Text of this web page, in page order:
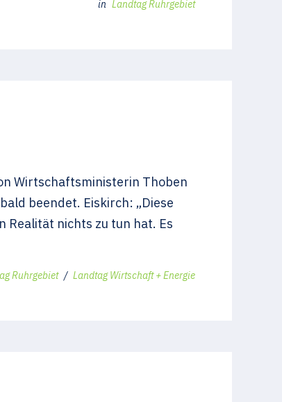
in Landtag Ruhrgebiet
Wirtschaftsministerin Thoben
beendet. Eiskirch: „Diese
Realität nichts zu tun hat. Es
Ruhrgebiet / Landtag Wirtschaft + Energie